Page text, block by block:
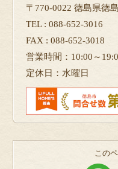
〒770-0022 徳島県徳
TEL : 088-652-3016
FAX : 088-652-3018
営業時間：10:00～
定休日：水曜日
この